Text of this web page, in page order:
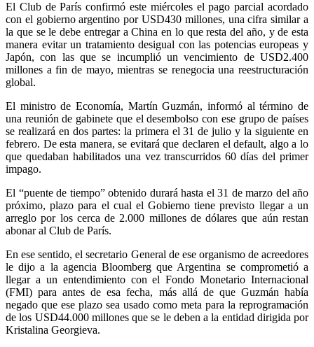
El Club de París confirmó este miércoles el pago parcial acordado
con el gobierno argentino por USD430 millones, una cifra similar a
la que se le debe entregar a China en lo que resta del año, y de esta
manera evitar un tratamiento desigual con las potencias europeas y
Japón, con las que se incumplió un vencimiento de USD2.400
millones a fin de mayo, mientras se renegocia una reestructuración
global.
El ministro de Economía, Martín Guzmán, informó al término de
una reunión de gabinete que el desembolso con ese grupo de países
se realizará en dos partes: la primera el 31 de julio y la siguiente en
febrero. De esta manera, se evitará que declaren el default, algo a lo
que quedaban habilitados una vez transcurridos 60 días del primer
impago.
El “puente de tiempo” obtenido durará hasta el 31 de marzo del año
próximo, plazo para el cual el Gobierno tiene previsto llegar a un
arreglo por los cerca de 2.000 millones de dólares que aún restan
abonar al Club de París.
En ese sentido, el secretario General de ese organismo de acreedores
le dijo a la agencia Bloomberg que Argentina se comprometió a
llegar a un entendimiento con el Fondo Monetario Internacional
(FMI) para antes de esa fecha, más allá de que Guzmán había
negado que ese plazo sea usado como meta para la reprogramación
de los USD44.000 millones que se le deben a la entidad dirigida por
Kristalina Georgieva.